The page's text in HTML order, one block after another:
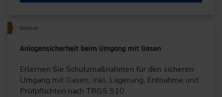
Seminar
Anlagensicherheit beim Umgang mit Gasen
Erlernen Sie Schutzmaßnahmen für den sicheren
Umgang mit Gasen, inkl. Lagerung, Entnahme und
Prüfpflichten nach TRGS 510.